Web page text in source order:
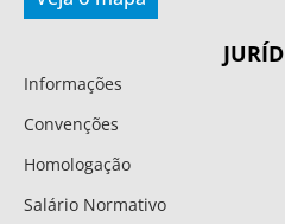
Informações
Convenções
Homologação
Salário Normativo